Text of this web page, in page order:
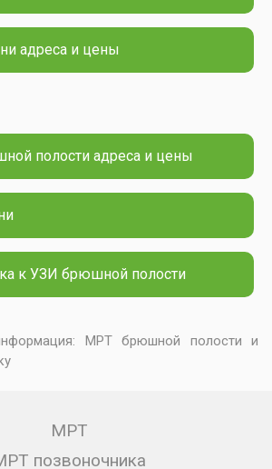
адреса и цены
полости адреса и цены
к УЗИ брюшной полости
МРТ брюшной полости и
МРТ
позвоночника